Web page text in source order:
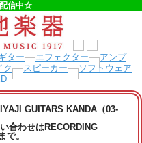
配信中☆
GUITARS KANDA（03-
合わせはRECORDING
で。